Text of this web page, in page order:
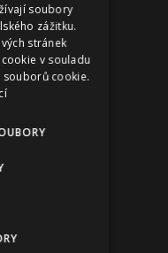
soubory
zážitku.
stránek
v souladu
souborů cookie.